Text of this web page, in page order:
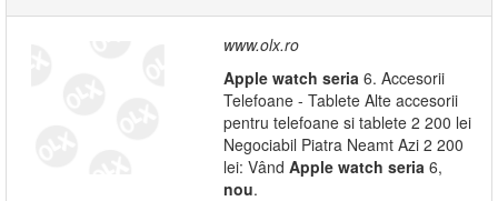
www.olx.ro
Apple watch seria 6. Accesorii
Telefoane - Tablete Alte accesorii
pentru telefoane si tablete 2 200 lei
Negociabil Piatra Neamt Azi 2 200
lei: Vând Apple watch seria 6,
nou.